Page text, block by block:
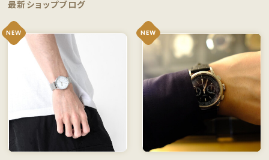
最新ショップブログ
NEW NEW